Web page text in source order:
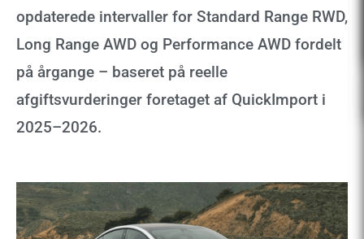
opdaterede intervaller for Standard Range RWD,
Long Range AWD og Performance AWD fordelt
på årgange – baseret på reelle
afgiftsvurderinger foretaget af QuickImport i
2025–2026.